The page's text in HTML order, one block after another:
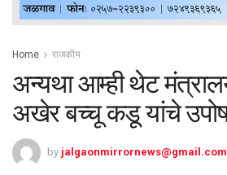
Home राजकीय
अन्यथा आम्ही थेट
अखेर बच्चू कडू यांचे
by jalgaonmirrornews@gmail.com